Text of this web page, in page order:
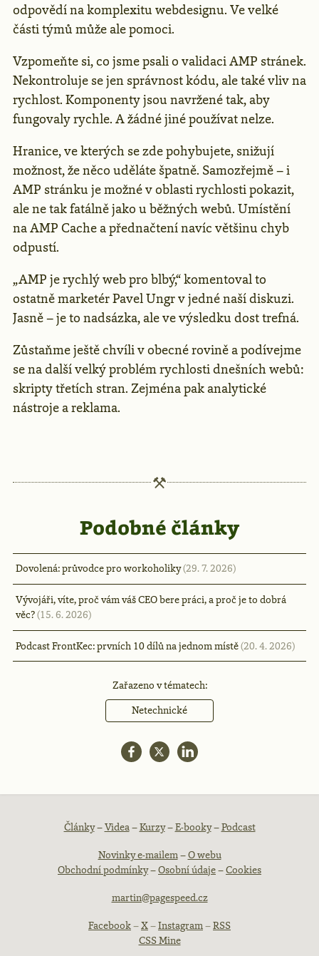
odpovědí na komplexitu webdesignu. Ve velké
části týmů může ale pomoci.
Vzpomeňte si, co jsme psali o validaci AMP stránek.
Nekontroluje se jen správnost kódu, ale také vliv na
rychlost. Komponenty jsou navržené tak, aby
fungovaly rychle. A žádné jiné používat nelze.
Hranice, ve kterých se zde pohybujete, snižují
možnost, že něco uděláte špatně. Samozřejmě – i
AMP stránku je možné v oblasti rychlosti pokazit,
ale ne tak fatálně jako u běžných webů. Umístění
na AMP Cache a přednačtení navíc většinu chyb
odpustí.
„AMP je rychlý web pro blbý,“ komentoval to
ostatně marketér Pavel Ungr v jedné naší diskuzi.
Jasně – je to nadsázka, ale ve výsledku dost trefná.
Zůstaňme ještě chvíli v obecné rovině a podívejme
se na další velký problém rychlosti dnešních webů:
skripty třetích stran. Zejména pak analytické
nástroje a reklama.
Podobné články
Dovolená: průvodce pro workoholiky(29. 7. 2026)
Vývojáři, víte, proč vám váš CEO bere práci, a proč je to dobrá
věc?(15. 6. 2026)
Podcast FrontKec: prvních 10 dílů na jednom místě(20. 4. 2026)
Zařazeno v tématech:
Netechnické
Patička
webu
Články–Videa–Kurzy–E-booky–Podcast
Novinky e-mailem–O webu
Obchodní podmínky–Osobní údaje–Cookies
martin@pagespeed.cz
Facebook–X–Instagram–RSS
CSS Mine